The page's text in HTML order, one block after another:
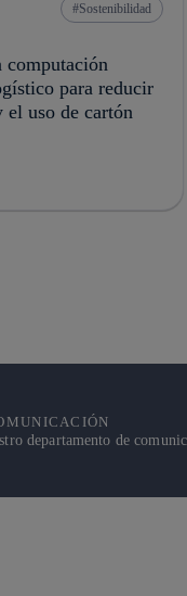
Sostenibilidad
para reducir
el uso de cartón
departamento de